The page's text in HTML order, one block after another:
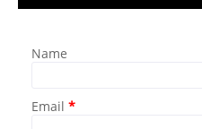
Name
Email *